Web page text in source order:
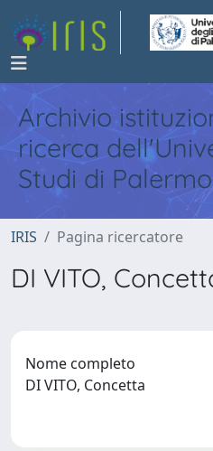
Archivio
ricerca
Studi di Palermo
IRIS Pagina ricercatore
DI VITO,
Nome completo
DI VITO, Concetta